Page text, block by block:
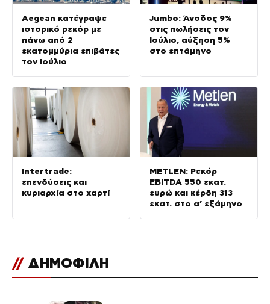
Aegean κατέγραψε
ιστορικό ρεκόρ με
πάνω από 2
εκατομμύρια επιβάτες
τον Ιούλιο
Jumbo: Άνοδος 9%
στις πωλήσεις τον
Ιούλιο, αύξηση 5%
στο επτάμηνο
Intertrade:
επενδύσεις και
κυριαρχία στο χαρτί
METLEN: Ρεκόρ
EBITDA 550 εκατ.
ευρώ και κέρδη 313
εκατ. στο α’ εξάμηνο
// ΔΗΜΟΦΙΛΗ